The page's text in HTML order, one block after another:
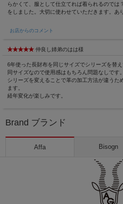
らかくて、服として仕立てれば着られるのでは
をしました。大切に使わせていただきます。あ
お店からのコメント
仲良し姉弟のはは様
6年使った長財布を同じサイズでシリーズを替え
同サイズなので使用感はもちろん問題なしです。
シリーズを変えることで革の加工方法が違うた
ます。
経年変化が楽しみです。
Brand ブランド
Affa Bisogn